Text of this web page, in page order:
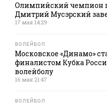
Олимпийский чемпион
Дмитрий Мусэрский
17 мая 14:29
ВОЛЕЙБОЛ
Московское «Динамо»
финалистом Кубка
волейболу
16 мая 21:47
ВОЛЕЙБОЛ